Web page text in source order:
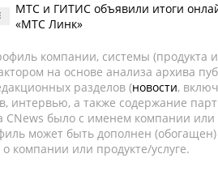
МТС и ГИТИС объявили итоги
«МТС Линк»
компании, системы (продукта
на основе анализа архива
разделов (новости,
интервью, а также содержание
CNews было с именем компании или
может быть дополнен
компании или продукте/услуге.